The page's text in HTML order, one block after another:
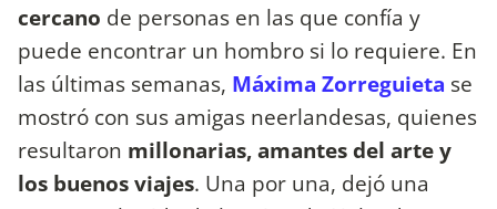
cercano de personas en las que confía y
puede encontrar un hombro si lo requiere. En
las últimas semanas, Máxima Zorreguieta se
mostró con sus amigas neerlandesas, quienes
resultaron millonarias, amantes del arte y
los buenos viajes. Una por una, dejó una